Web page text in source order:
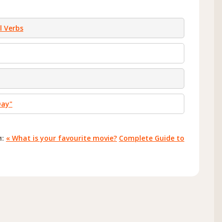
Verbs
« What is your favourite movie? Complete Guide to